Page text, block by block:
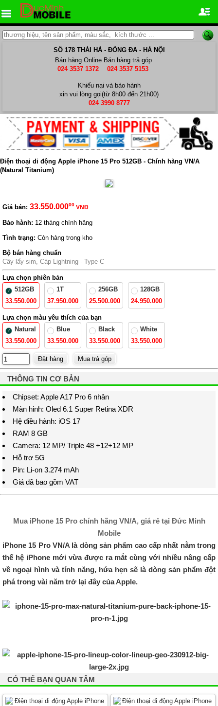
SỐ 178 THÁI HÀ - ĐỐNG ĐA - HÀ NỘI
Bán hàng Online
024 3537 1372
Bán hàng trả góp
024 3537 5153
Khiếu nại và bảo hành
xin vui lòng gọi(từ 8h00 đến 21h00)
024 3990 8777
Điện thoại di động Apple iPhone 15 Pro 512GB - Chính hãng VN/A
(Natural Titanium)
Giá bán: 33.550.00000 VNĐ
Bảo hành: 12 tháng chính hãng
Tình trạng: Còn hàng trong kho
Bộ bán hàng chuẩn
Cây lấy sim, Cáp Lightning - Type C
Lựa chọn phiên bản
512GB
33.550.000
1T
37.950.000
256GB
25.500.000
128GB
24.950.000
Lựa chọn màu yêu thích của bạn
Natural
33.550.000
Blue
33.550.000
Black
33.550.000
White
33.550.000
THÔNG TIN CƠ BẢN
Chipset: Apple A17 Pro 6 nhân
Màn hinh: Oled 6.1 Super Retina XDR
Hệ điều hành: iOS 17
RAM 8 GB
Camera: 12 MP/ Triple 48 +12+12 MP
Hỗ trợ 5G
Pin: Li-on 3.274 mAh
Giá đã bao gồm VAT
Mua iPhone 15 Pro chính hãng VN/A, giá rẻ tại Đức Minh
Mobile
iPhone 15 Pro VN/A là dòng sản phẩm cao cấp nhất nằm trong
thế hệ iPhone mới vừa được ra mắt cùng với nhiều nâng cấp
về ngoại hình và tính năng, hứa hẹn sẽ là dòng sản phẩm đột
phá trong vài năm trở lại đây của Apple.
CÓ THỂ BẠN QUAN TÂM